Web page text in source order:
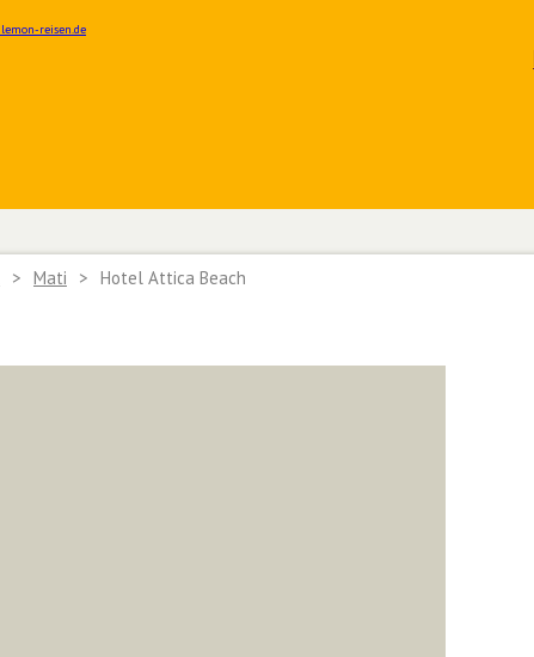
> Mati > Hotel Attica Beach